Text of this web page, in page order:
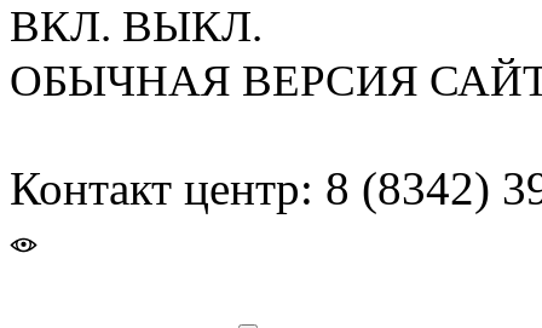
ВКЛ. ВЫКЛ.
ОБЫЧНАЯ ВЕРСИЯ
Контакт центр: 8 (8342)